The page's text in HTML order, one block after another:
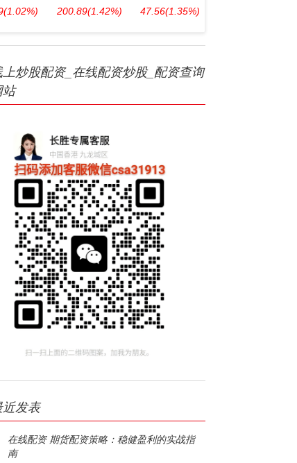
(1.02%) 200.89(1.42%) 47.56(1.35%)
上炒股配资_在线配资炒股_配资查询
站
近发表
在线配资 期货配资策略：稳健盈利的实战指
南